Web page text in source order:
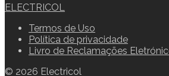
ELECTRICOL
Termos de Uso
Política de privacidade
Livro de Reclamações
© 2026 Electricol